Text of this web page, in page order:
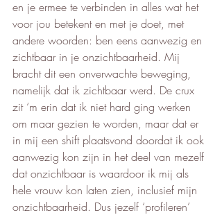
en je ermee te verbinden in alles wat het
voor jou betekent en met je doet, met
andere woorden: ben eens aanwezig en
zichtbaar in je onzichtbaarheid. Mij
bracht dit een onverwachte beweging,
namelijk dat ik zichtbaar werd. De crux
zit ‘m erin dat ik niet hard ging werken
om maar gezien te worden, maar dat er
in mij een shift plaatsvond doordat ik ook
aanwezig kon zijn in het deel van mezelf
dat onzichtbaar is waardoor ik mij als
hele vrouw kon laten zien, inclusief mijn
onzichtbaarheid. Dus jezelf ‘profileren’